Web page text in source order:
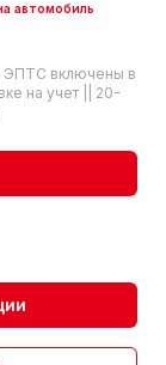
автомобиль
ЭПТС включены в
на учет || 20-